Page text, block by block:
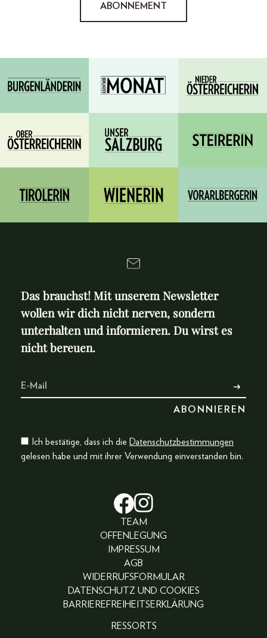
ABONNEMENT
Das brauchst! Mit unserem Newsletter
wollen wir dich nicht nerven, sondern
unterhalten und informieren. Du wirst es
nicht bereuen.
Ich bestätige, dass ich die Datenschutzbestimmungen
gelesen habe und mit ihrer Verwendung einverstanden bin.
TEAM
OFFENLEGUNG
IMPRESSUM
AGB
WIDERRUFSFORMULAR
DATENSCHUTZ UND COOKIES
BARRIEREFREIHEITSERKLÄRUNG
RESSORTS